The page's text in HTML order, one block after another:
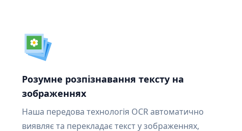
Розумне розпізнавання тексту на
зображеннях
Наша передова технологія OCR автоматично
виявляє та перекладає текст у зображеннях,